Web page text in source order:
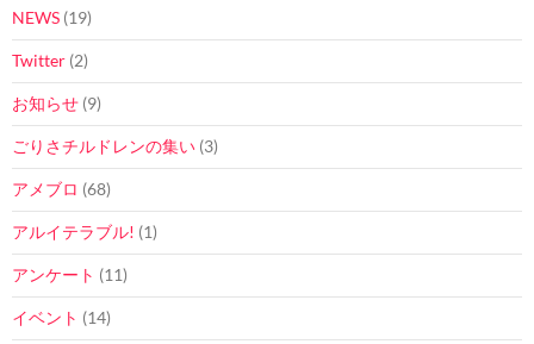
NEWS (19)
Twitter (2)
お知らせ (9)
ごりさチルドレンの集い (3)
アメブロ (68)
アルイテラブル! (1)
アンケート (11)
イベント (14)